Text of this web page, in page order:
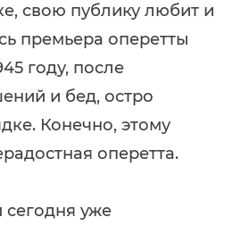
свою публику любит и
премьера оперетты
году, после
и бед, остро
Конечно, этому
оперетта.
сегодня уже